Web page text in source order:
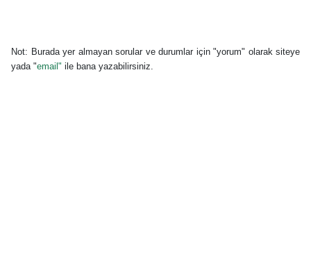
Not: Burada yer almayan sorular ve durumlar için "yorum" olarak siteye
yada "email" ile bana yazabilirsiniz.